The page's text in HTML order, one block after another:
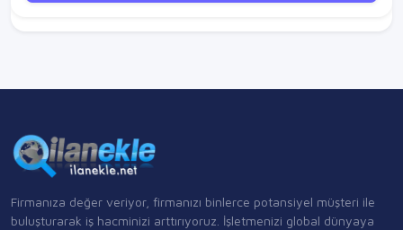
Firmanıza değer veriyor, firmanızı binlerce potansiyel müşteri ile
buluşturarak iş hacminizi arttırıyoruz. İşletmenizi global dünyaya